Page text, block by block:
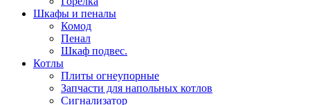
Шкафы и пеналы
Комод
Пенал
Шкаф подвес.
Котлы
Плиты огнеупорные
Запчасти для напольных котлов
Сигнализатор